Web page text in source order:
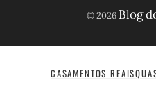
o
t
u
i
t
o
© 2026 Blog
CASAMENTOS REAIS